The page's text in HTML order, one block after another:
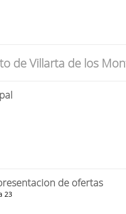
de Villarta de los
de ofertas
23